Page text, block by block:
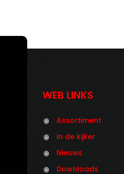
WEB LINKS
Assortiment
In de kijker
Nieuws
Downloads